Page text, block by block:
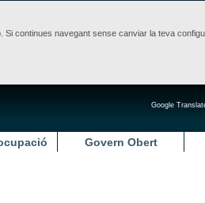
continues navegant sense canviar la teva
Google
Govern Obert